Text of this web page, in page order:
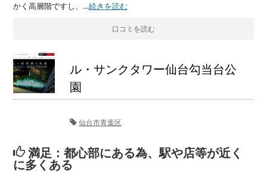
かく高層階ですし、…続きを読む
口コミを読む
ル・サンクタワー仙台勾当台公
園
仙台市青葉区
満足：都心部にある為、駅や店等が近く
に多くある